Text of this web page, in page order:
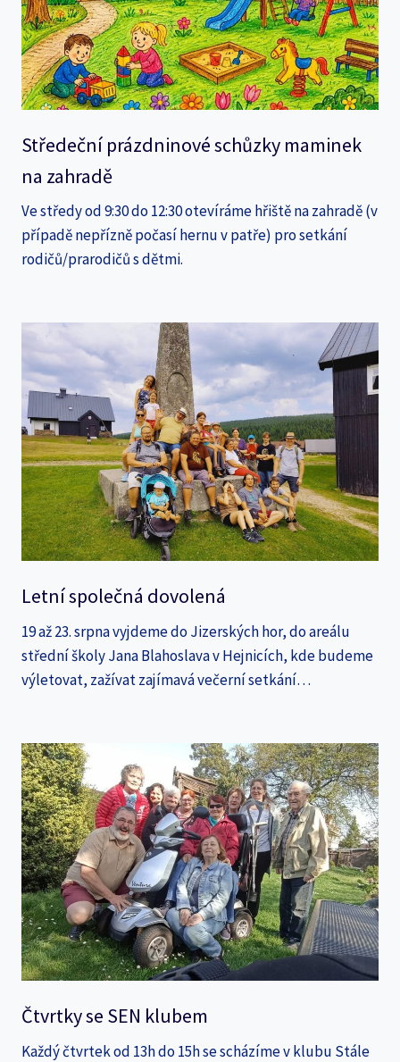
Středeční prázdninové schůzky maminek
na zahradě
Ve středy od 9:30 do 12:30 otevíráme hřiště na zahradě (v
případě nepřízně počasí hernu v patře) pro setkání
rodičů/prarodičů s dětmi.
Letní společná dovolená
19 až 23. srpna vyjdeme do Jizerských hor, do areálu
střední školy Jana Blahoslava v Hejnicích, kde budeme
výletovat, zažívat zajímavá večerní setkání…
Čtvrtky se SEN klubem
Každý čtvrtek od 13h do 15h se scházíme v klubu Stále